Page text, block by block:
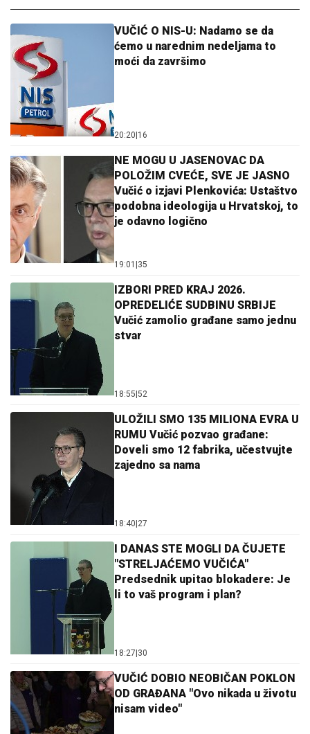
VUČIĆ O NIS-U: Nadamo se da
ćemo u narednim nedeljama to
moći da završimo
20:20 16
NE MOGU U JASENOVAC DA
POLOŽIM CVEĆE, SVE JE JASNO
Vučić o izjavi Plenkovića: Ustaštvo
podobna ideologija u Hrvatskoj, to
je odavno logično
19:01 35
IZBORI PRED KRAJ 2026.
OPREDELIĆE SUDBINU SRBIJE
Vučić zamolio građane samo jednu
stvar
18:55 52
ULOŽILI SMO 135 MILIONA EVRA U
RUMU Vučić pozvao građane:
Doveli smo 12 fabrika, učestvujte
zajedno sa nama
18:40 27
I DANAS STE MOGLI DA ČUJETE
"STRELJAĆEMO VUČIĆA"
Predsednik upitao blokadere: Je
li to vaš program i plan?
18:27 30
VUČIĆ DOBIO NEOBIČAN POKLON
OD GRAĐANA "Ovo nikada u životu
nisam video"